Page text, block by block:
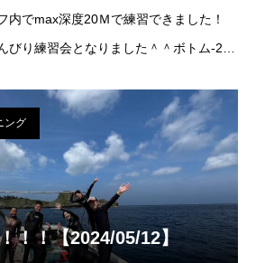
内でmax深度20Ｍで練習できました！
びり練習会となりました＾＾ボトム-24
ング
！！【2024/05/12】